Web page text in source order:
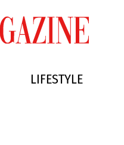
LIFESTYLE